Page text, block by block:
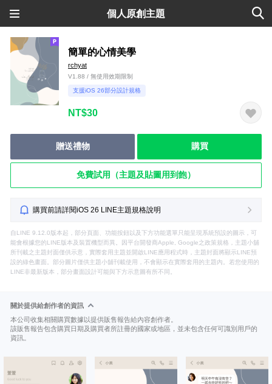
個人原創主題
簡單的心情美學
rchyat
V1.88 / 無使用效期限制
支援iOS 26部分設計規格
NT$30
贈送禮物 購買
免費試用（主題及貼圖用到飽）
購買前請詳閱iOS 26 LINE主題規格說明
自LINE 9.12.0版本起，部分頁面、功能按鈕以及下方功能選單只能呈現系統預設的圖示，可
能會根據您的LINE版本及裝置機型而異。因平台開發商Apple, Google之政策規格，主題小舖
所刊載之主題封面僅供示意，實際套用主題並開啟LINE應用程式時，主題封面將顯示LINE預
設的綠色畫面。部分圖片僅供主題小舖刊載使用，不會顯示在實際套用的主題內。若您使用的
LINE非最新版本，部分畫面設計可能與下方示意圖有所不同。
關於提供給創作者的資訊
本公司收集相關購買數據以提供販售報告給內容創作者。
該販售報告包含購買日期及購買者所註冊的國家或地區，並未包含任何可識別用戶的
資訊。